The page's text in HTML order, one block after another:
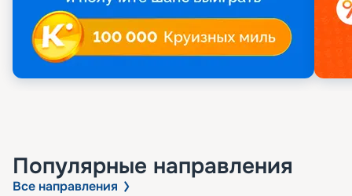
Популярные направления
Все направления